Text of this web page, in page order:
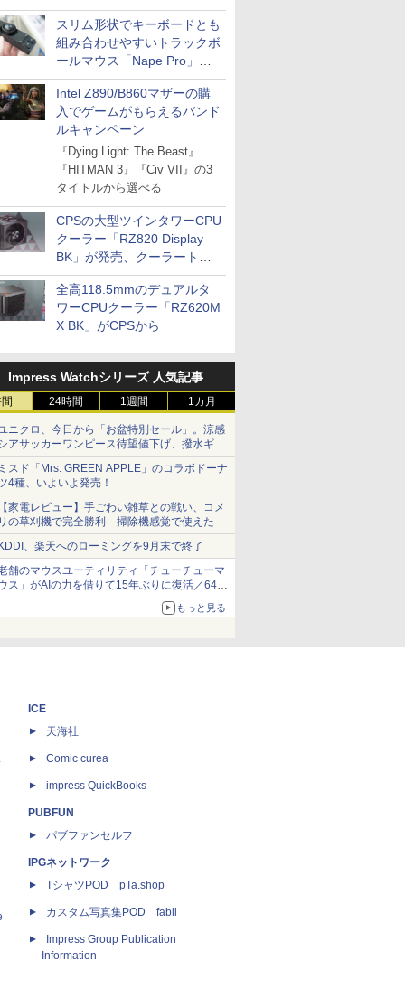
Thermaltakeから
スリム形状でキーボードとも
組み合わせやすいトラックボ
ールマウス「Nape Pro」が
Keychronから
Intel Z890/B860マザーの購
入でゲームがもらえるバンド
ルキャンペーン
『Dying Light: The Beast』
『HITMAN 3』『Civ VII』の3
タイトルから選べる
CPSの大型ツインタワーCPU
クーラー「RZ820 Display
BK」が発売、クーラートッ
プに5インチ液晶搭載
全高118.5mmのデュアルタ
ワーCPUクーラー「RZ620M
X BK」がCPSから
Impress Watchシリーズ 人気記事
24時間 1週間 1カ月
ニクロ、今日から「お盆特別セール」。涼感
アサッカーワンピース待望値下げ、撥水ギア
ョーツは1990円に
スド「Mrs. GREEN APPLE」のコラボドーナ
4種、いよいよ発売！
家電レビュー】手ごわい雑草との戦い、コメ
の草刈機で完全勝利 掃除機感覚で使えた
、楽天へのローミングを9月末で終了
舗のマウスユーティリティ「チューチューマ
ス」がAIの力を借りて15年ぶりに復活／64bit
、Windows 10/11、「Chrome」も走り回
。復活記念で2026年末まで500円
もっと見る
ICE
天海社
Comic curea
impress QuickBooks
PUBFUN
パブファンセルフ
IPGネットワーク
TシャツPOD pTa.shop
カスタム写真集POD fabli
Impress Group Publication
Information